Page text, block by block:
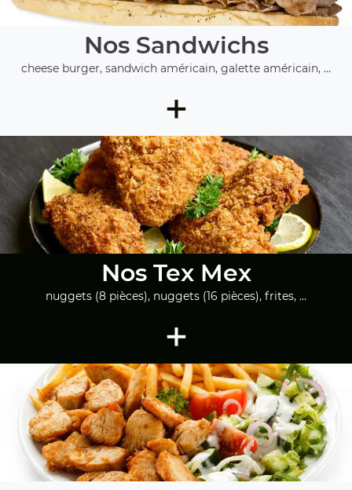
Nos Sandwichs
cheese burger, sandwich américain, galette américain, ...
+
Nos Tex Mex
nuggets (8 pièces), nuggets (16 pièces), frites, ...
+